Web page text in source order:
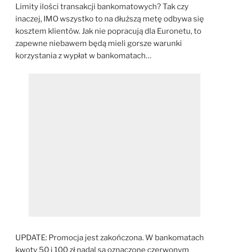
Limity ilości transakcji bankomatowych? Tak czy
inaczej, IMO wszystko to na dłuższą metę odbywa się
kosztem klientów. Jak nie popracują dla Euronetu, to
zapewne niebawem będą mieli gorsze warunki
korzystania z wypłat w bankomatach…
UPDATE: Promocja jest zakończona. W bankomatach
kwoty 50 i 100 zł nadal są oznaczone czerwonym